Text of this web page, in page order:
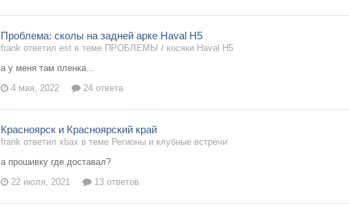
Проблема: сколы на задней арке Haval H5
frank ответил est в теме ПРОБЛЕМЫ / косяки Haval H5
а у меня там пленка...
4 мая, 2022
24 ответа
Красноярск и Красноярский край
frank ответил xbax в теме Регионы и клубные встречи
а прошивку где доставал?
22 июля, 2021
13 ответов